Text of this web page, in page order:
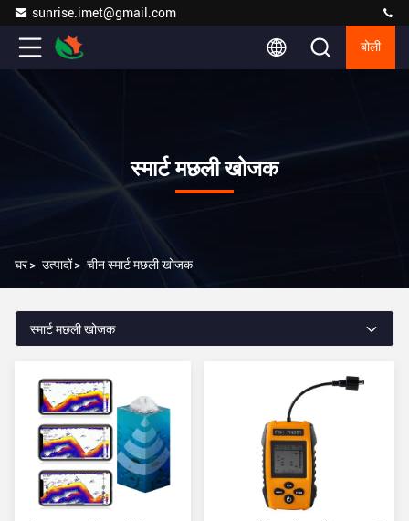
sunrise.imet@gmail.com
बोली
स्मार्ट मछली खोजक
घर> उत्पादों> चीन स्मार्ट मछली खोजक
स्मार्ट मछली खोजक